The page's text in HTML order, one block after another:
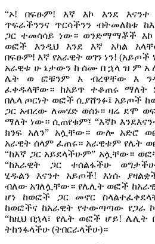
“ኦ! በፍፁም! እኛ እኮ እንደ እናንተ
ጥፍራችንንና ጥርሳችንን ብትመለከቱ
ጋር ተመሳሳይ ነው። ወንድማማቾች እኮ
ወፎች እንዲህ እንደ እኛ አካል
በፍፁም! እኛ የአራዊት ወገን ነን! (አይጦች
አራዊቱ ሁ ኔታውን ከ ሰሙ በ ኋላ ዝ ም አ
ሌት ወ ፎቹንም አ ብረዋቸው እ
ፈቀዱላቸው። ከአይጥ ተቆጠሩ ማለት
በሌላ ጦርነት ወፎች ሲያሸንፉ፤ አይጦች
ጋር አብረው ለመሄድ ወሰኑ። ዛሬ ደሞ
ማለት ነው። ሲጠየቁም፤ “እኛኮ
ክንፍ አለን” አሏቸው። ውሎ አድሮ
አራዊት ሰላም ፈጠሩ። አራዊቱም የሌት
“ከእኛ ጋር አይደላችሁም” አሏቸው።
“ከአራዊት ጋር ተሰልፋችሁ
ሂዱልን እናንተ አይጦች! እነሱ
ብለው አገለሏቸው። የሌሊት ወፎች
ሆነ ከወፎች ጋር መኖር
ከወፎችና ከአራዊት የተውጣጣው የጋራ
“ከዚህ በኋላ፣ የሌት ወፎች ሆይ! ሌሊት
ትከንፋላችሁ (ትበርራላችሁ)።